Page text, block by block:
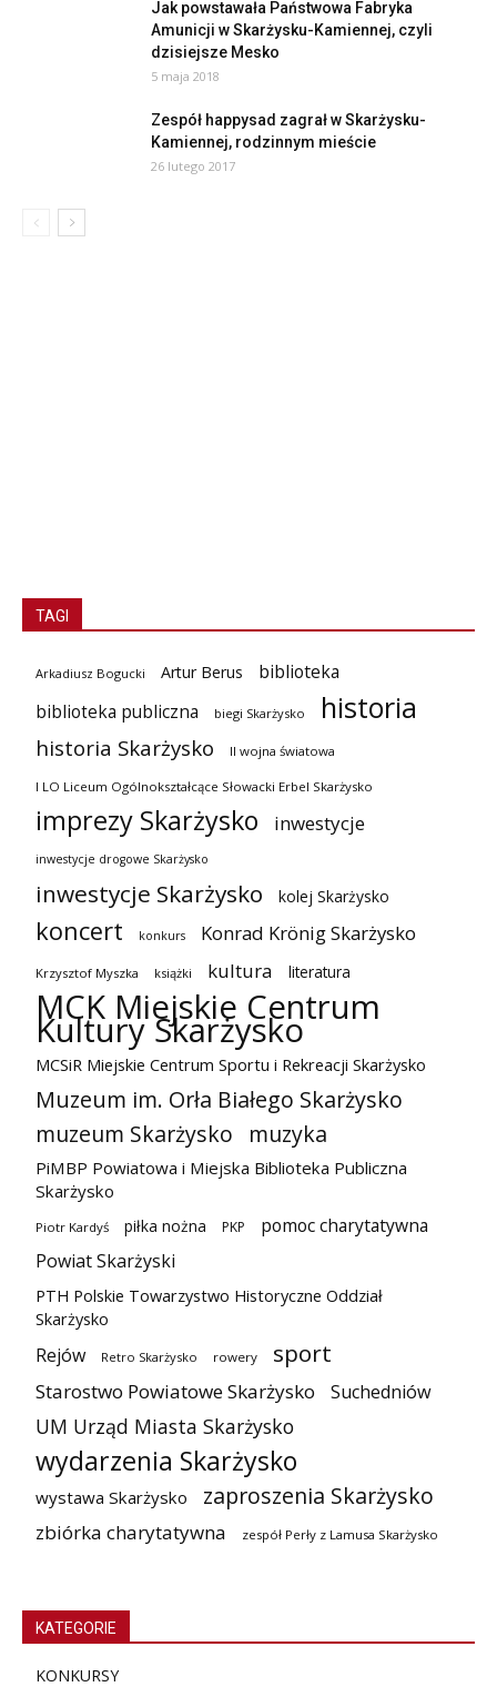
Jak powstawała Państwowa Fabryka
Amunicji w Skarżysku-Kamiennej, czyli
dzisiejsze Mesko
5 maja 2018
Zespół happysad zagrał w Skarżysku-
Kamiennej, rodzinnym mieście
26 lutego 2017
TAGI
Arkadiusz Bogucki Artur Berus
biblioteka
biblioteka publiczna
biegi Skarżysko historia
historia Skarżysko II wojna światowa
I LO Liceum Ogólnokształcące Słowacki Erbel Skarżysko
imprezy Skarżysko inwestycje
inwestycje drogowe Skarżysko
inwestycje Skarżysko kolej Skarżysko
koncert konkurs Konrad Krönig Skarżysko
Krzysztof Myszka książki kultura literatura
MCK Miejskie Centrum
Kultury Skarżysko
MCSiR Miejskie Centrum Sportu i Rekreacji Skarżysko
Muzeum im. Orła Białego Skarżysko
muzeum Skarżysko
muzyka
PiMBP Powiatowa i Miejska Biblioteka Publiczna
Skarżysko
Piotr Kardyś piłka nożna PKP
pomoc charytatywna
Powiat Skarżyski
PTH Polskie Towarzystwo Historyczne Oddział
Skarżysko
Rejów Retro Skarżysko rowery sport
Starostwo Powiatowe Skarżysko Suchedniów
UM Urząd Miasta Skarżysko
wydarzenia Skarżysko
wystawa Skarżysko zaproszenia Skarżysko
zbiórka charytatywna zespół Perły z Lamusa Skarżysko
KATEGORIE
KONKURSY